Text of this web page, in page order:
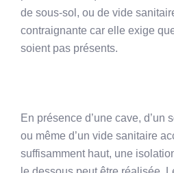
de sous-sol, ou de vide
contraignante car elle exige
soient pas présents.
En présence d’une cave, d’un
ou même d’un vide sanitaire
suffisamment haut, une